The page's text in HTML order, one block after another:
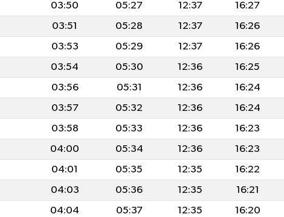
03:50 05:27 12:37 16:27
03:51 05:28 12:37 16:26
03:53 05:29 12:37 16:26
03:54 05:30 12:36 16:25
03:56 05:31 12:36 16:24
03:57 05:32 12:36 16:24
03:58 05:33 12:36 16:23
04:00 05:34 12:36 16:23
04:01 05:35 12:35 16:22
04:03 05:36 12:35 16:21
04:04 05:37 12:35 16:20